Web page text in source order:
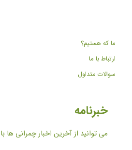
ما که هستیم؟
ارتباط با ما
سوالات متداول
خبرنامه
می توانید از آخرین اخبار چمرانی ها